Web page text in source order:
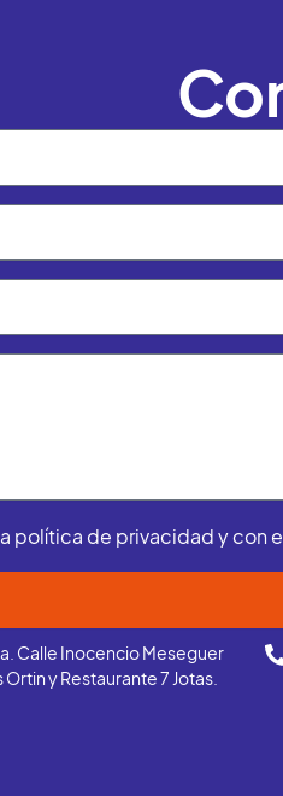
política de privacidad y con
Calle Inocencio Meseguer
y Restaurante 7 Jotas.